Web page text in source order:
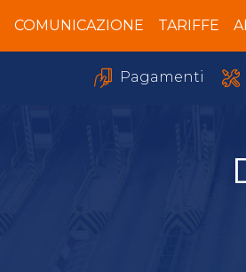
COMUNICAZIONE TARIFFE
Pagamenti